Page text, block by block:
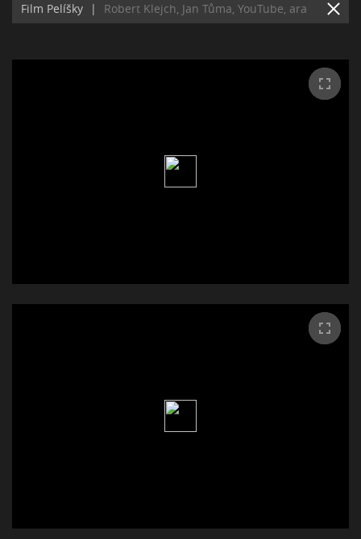
Film Pelíšky | Robert Klejch, Jan Tůma, YouTube, ara